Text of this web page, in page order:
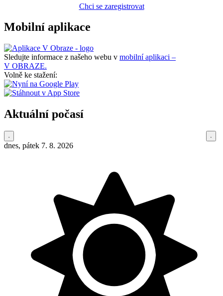
Chci se zaregistrovat
Mobilní aplikace
Sledujte informace z našeho webu v mobilní aplikaci –
V OBRAZE.
Volně ke stažení:
Aktuální počasí
dnes, pátek 7. 8. 2026